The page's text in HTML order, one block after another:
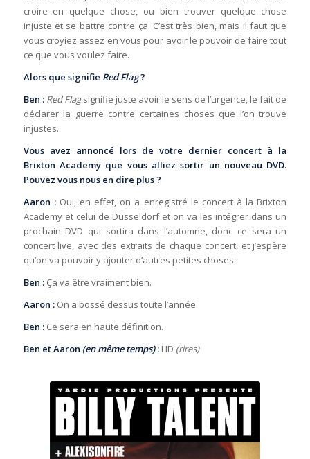
croire en quelque chose, ou bien trouver quelque chose
injuste et se battre contre ça. C’est très bien, mais il faut que
vous croyiez assez en vous pour avoir le pouvoir de faire tout
ce que vous voulez faire.
Alors que signifie Red Flag?
Ben : Red Flagsignifie juste avoir le sens de l’urgence, le fait de
déclarer la guerre contre certaines choses que l’on trouve
injustes.
Vous avez annoncé lors de votre dernier concert à la
Brixton Academy que vous alliez sortir un nouveau DVD.
Pouvez vous nous en dire plus ?
Aaron :Oui, en effet, on a enregistré le concert à la Brixton
Academy et celui de Düsseldorf et on va les intégrer dans un
prochain DVD qui sortira dans l’automne, donc ce sera un
concert live, avec des extraits de chaque concert, et j’espère
qu’on va pouvoir y ajouter d’autres petites choses.
Ben :Ça va être vraiment bien.
Aaron :On a bossé dessus toute l’année.
Ben :Ce sera en haute définition.
Ben et Aaron (en même temps):HD (rires)